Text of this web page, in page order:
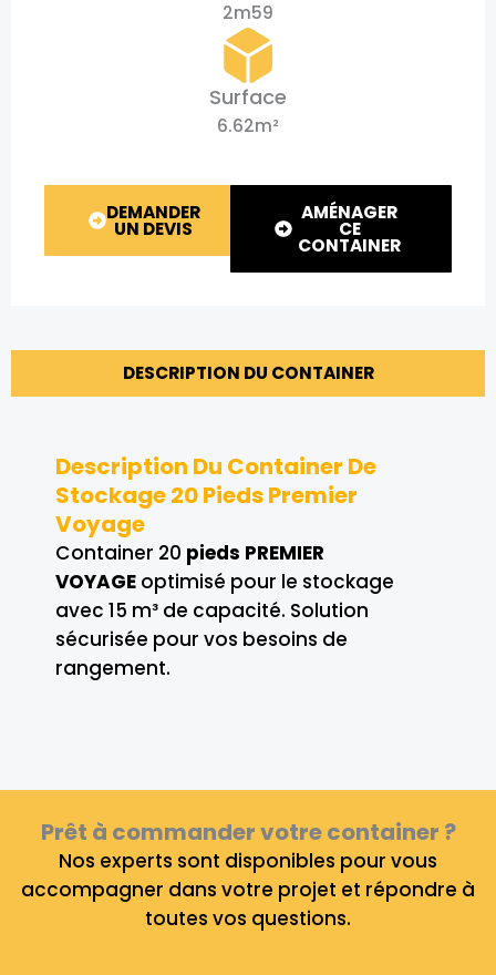
2m59
Surface
6.62m²
DEMANDER
UN DEVIS
AMÉNAGER
CE
CONTAINER
DESCRIPTION DU CONTAINER
Description Du Container De
Stockage 20 Pieds Premier
Voyage
Container 20 pieds PREMIER
VOYAGE optimisé pour le stockage
avec 15 m³ de capacité. Solution
sécurisée pour vos besoins de
rangement.
Prêt à commander votre container ?
Nos experts sont disponibles pour vous
accompagner dans votre projet et répondre à
toutes vos questions.